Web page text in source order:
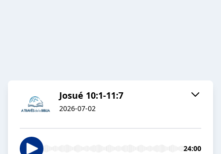
Josué 10:1-11:7
2026-07-02
24:00